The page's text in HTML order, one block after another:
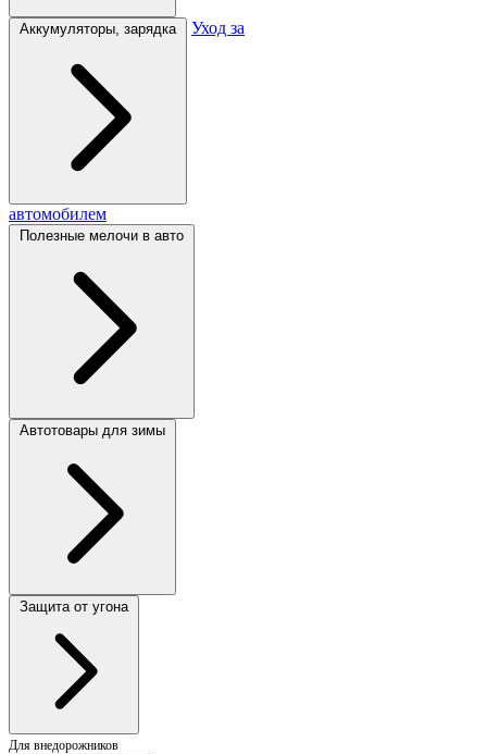
Аккумуляторы, зарядка Уход за
автомобилем
Полезные мелочи в авто
Автотовары для зимы
Защита от угона
Для внедорожников